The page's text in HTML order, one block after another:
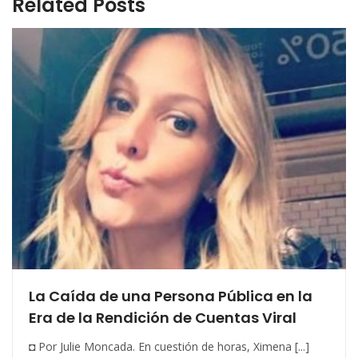
La Caída de una Persona Pública en la
Era de la Rendición de Cuentas Viral
◘ Por Julie Moncada. En cuestión de horas, Ximena [...]